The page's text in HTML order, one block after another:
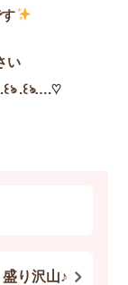
い
.꒰ঌ….♡
盛り沢山♪